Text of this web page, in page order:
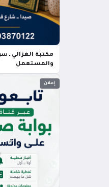
مكتبة الغزالي ـ
والمستعمل
إعلان